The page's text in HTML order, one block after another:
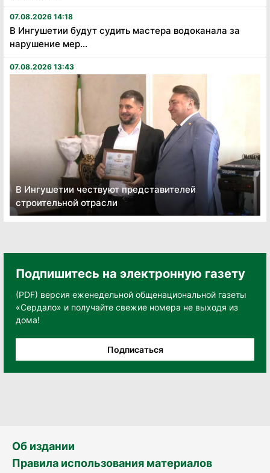
07.08.2026 14:18
В Ингушетии будут судить мастера водоканала за
нарушение мер...
07.08.2026 13:43
В Ингушетии чествуют представителей
строительной отрасли
Подпишитесь на электронную газету
(PDF) версия еженедельной общенациональной газеты
«Сердало» и получайте свежие номера не выходя из
дома!
Подписаться
Об издании
Правила использования материалов